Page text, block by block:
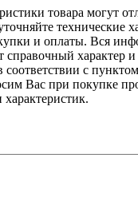
товара могут
технические
и оплаты. Вся
справочный характер и
с
Вас при покупке